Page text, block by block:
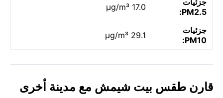
PM2.5:
17.0 µg/m³
جزئيات
PM10:
29.1 µg/m³
قارن طقس بيت شيمش مع مدينة أخرى